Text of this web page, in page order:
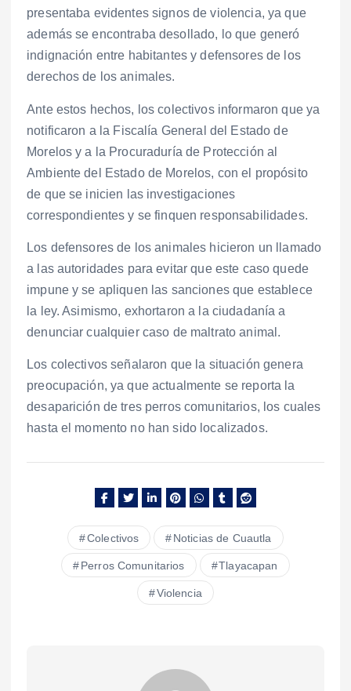
presentaba evidentes signos de violencia, ya que
además se encontraba desollado, lo que generó
indignación entre habitantes y defensores de los
derechos de los animales.
Ante estos hechos, los colectivos informaron que ya
notificaron a la Fiscalía General del Estado de
Morelos y a la Procuraduría de Protección al
Ambiente del Estado de Morelos, con el propósito
de que se inicien las investigaciones
correspondientes y se finquen responsabilidades.
Los defensores de los animales hicieron un llamado
a las autoridades para evitar que este caso quede
impune y se apliquen las sanciones que establece
la ley. Asimismo, exhortaron a la ciudadanía a
denunciar cualquier caso de maltrato animal.
Los colectivos señalaron que la situación genera
preocupación, ya que actualmente se reporta la
desaparición de tres perros comunitarios, los cuales
hasta el momento no han sido localizados.
Colectivos Noticias de Cuautla
Perros Comunitarios Tlayacapan
Violencia